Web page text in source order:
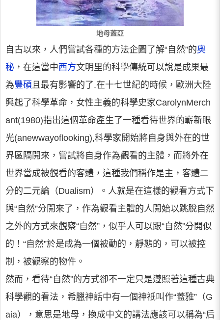
地母蓋亞
自古以來，人們嘗試各種的方法企圖了解“自然”的奧
秘 ，在這當中西方文明里的科學傳統可以說是成果最
為豐碩且最有影響的了.在十七世紀的時候，歐洲大陸
興起了科學革命，女性主義的科學史家CarolynMerch
ant(1980)指出這個革命產生了一種看待世界的嶄新眼
光(anewwayoflooking),科學家開始將自身與外在的世
界區隔開來，嘗試將自身作為觀看的主體，而將外在
世界當成被觀看的客體，這種我們稱作是主，客體二
分的二元論（Dualism）。人就是在這樣的觀看方式下
與“自然”分開來了，作為觀看主體的人開始以跳脫自然
之外的方式來觀察“自然”，似乎人可以跟“自然”分開似
的！“自然”於是成為一個被動的，靜態的，可以被控
制，被觀察的物件。
然而，看待“自然”的方式卻不一定只是遵照著這種古典
科學觀的看法，希臘神話中有一個神祇叫作“蓋雅”（G
aia），意思是地母，換成中文的講法應該可以稱為“后